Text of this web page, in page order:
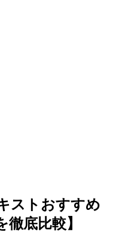
ストおすすめ
底比較】